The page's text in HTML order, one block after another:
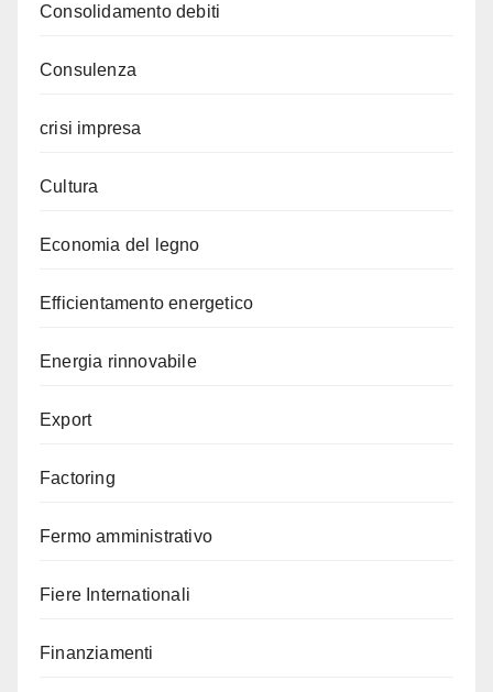
Consolidamento debiti
Consulenza
crisi impresa
Cultura
Economia del legno
Efficientamento energetico
Energia rinnovabile
Export
Factoring
Fermo amministrativo
Fiere Internationali
Finanziamenti